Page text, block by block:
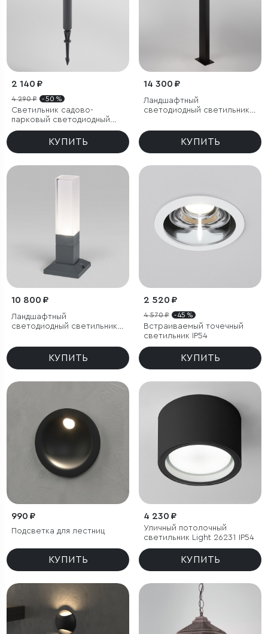
2 140 ₽
4 290 ₽ - 50 %
Светильник садово-
парковый светодиодный
Hidden серый
КУПИТЬ
14 300 ₽
Ландшафтный
светодиодный светильник
КУПИТЬ
10 800 ₽
Ландшафтный
светодиодный светильник
КУПИТЬ
2 520 ₽
4 570 ₽ - 45 %
Встраиваемый точечный
светильник IP54
КУПИТЬ
990 ₽
Подсветка для лестниц
КУПИТЬ
4 230 ₽
Уличный потолочный
светильник Light 26231 IP54
КУПИТЬ